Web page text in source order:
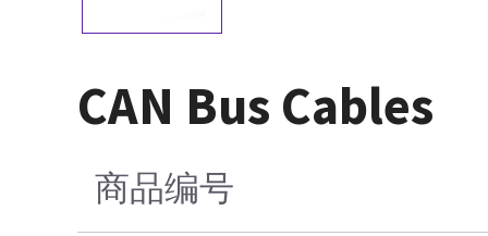
CAN Bus Cables
商品编号